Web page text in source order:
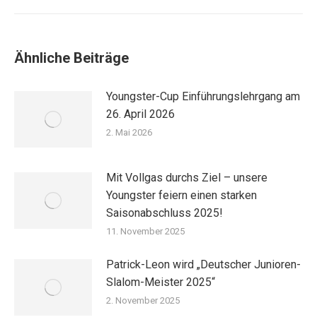
Ähnliche Beiträge
Youngster-Cup Einführungslehrgang am
26. April 2026
2. Mai 2026
Mit Vollgas durchs Ziel – unsere
Youngster feiern einen starken
Saisonabschluss 2025!
11. November 2025
Patrick-Leon wird „Deutscher Junioren-
Slalom-Meister 2025“
2. November 2025